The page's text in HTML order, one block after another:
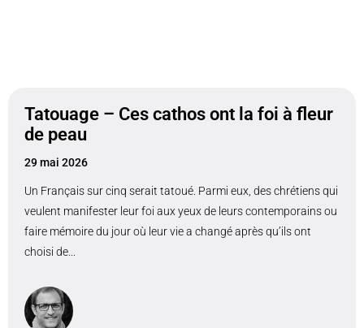
Tatouage – Ces cathos ont la foi à fleur
de peau
29 mai 2026
Un Français sur cinq serait tatoué. Parmi eux, des chrétiens qui
veulent manifester leur foi aux yeux de leurs contemporains ou
faire mémoire du jour où leur vie a changé après qu’ils ont
choisi de...